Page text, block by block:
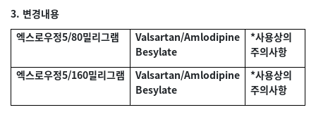
3. 변경내용
엑스로우정5/80밀리그램
Valsartan/Amlodipine
Besylate
*사용상의
주의사항
엑스로우정5/160밀리그램
Valsartan/Amlodipine
Besylate
*사용상의
주의사항